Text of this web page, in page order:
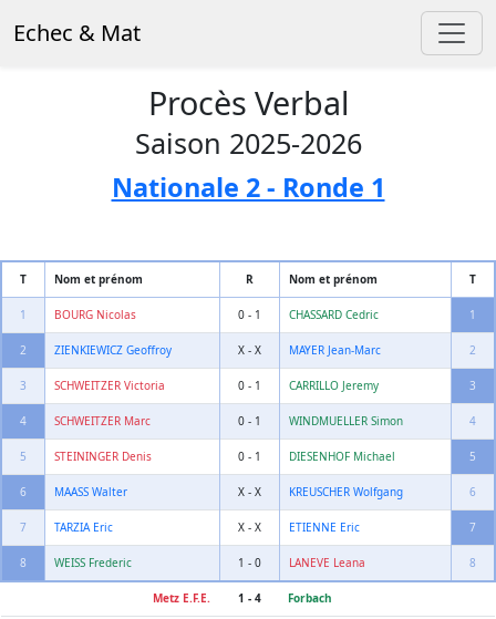
Echec & Mat
Procès Verbal
Saison 2025-2026
Nationale 2 - Ronde 1
T Nom et prénom R Nom et prénom T
1 BOURG Nicolas 0 - 1 CHASSARD Cedric 1
2 ZIENKIEWICZ Geoffroy X - X MAYER Jean-Marc 2
3 SCHWEITZER Victoria 0 - 1 CARRILLO Jeremy 3
4 SCHWEITZER Marc 0 - 1 WINDMUELLER Simon 4
5 STEININGER Denis 0 - 1 DIESENHOF Michael 5
6 MAASS Walter X - X KREUSCHER Wolfgang 6
7 TARZIA Eric X - X ETIENNE Eric 7
8 WEISS Frederic 1 - 0 LANEVE Leana 8
Metz E.F.E. 1 - 4 Forbach